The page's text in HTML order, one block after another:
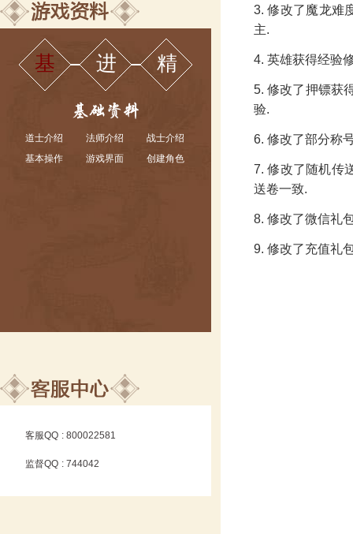
基 进 精
道士介绍 法师介绍
战士介绍
基本操作
游戏界面 创建角色
客服QQ : 800022581
监督QQ : 744042
3. 修改了魔龙难
主.
4. 英雄获得经验
5. 修改了押镖获
验.
6. 修改了部分称
7. 修改了随机传
送卷一致.
8. 修改了微信礼
9. 修改了充值礼